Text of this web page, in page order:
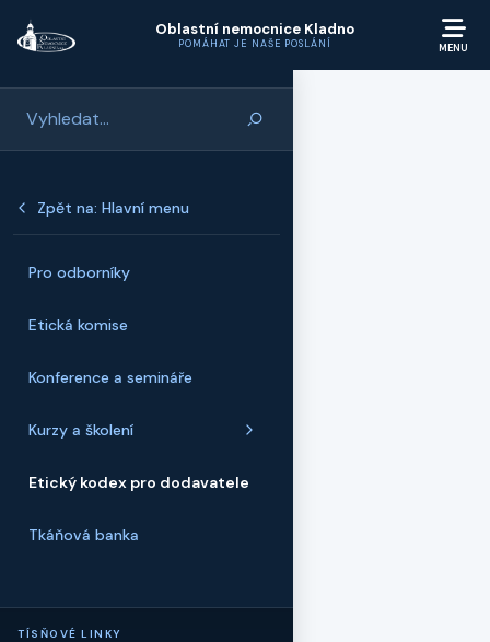
Oblastní nemocnice Kladno
POMÁHAT JE NAŠE POSLÁNÍ
Zpět na: Hlavní menu
Pro odborníky
Etická komise
Konference a semináře
Kurzy a školení
Etický kodex pro dodavatele
Tkáňová banka
TÍSŇOVÉ LINKY